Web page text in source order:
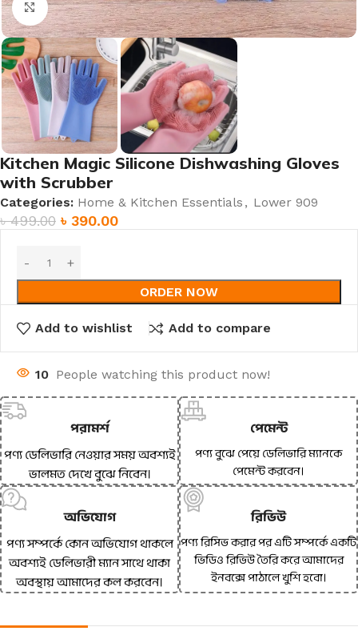
Click to enlarge
Kitchen Magic Silicone Dishwashing Gloves
with Scrubber
Categories: Home & Kitchen Essentials , Lower 909
৳499.00 ৳ 390.00
ORDER NOW
Add to wishlist Add to compare
10 People watching this product now!
পরামর্শ
পণ্য ডেলিভারি নেওয়ার সময় অবশ্যই
ভালমত দেখে বুঝে নিবেন।
পেমেন্ট
পণ্য বুঝে পেয়ে ডেলিভারি ম্যানকে
পেমেন্ট করবেন।
অভিযোগ
পণ্য সম্পর্কে কোন অভিযোগ থাকলে
অবশ্যই ডেলিভারী ম্যান সাথে থাকা
অবস্থায় আমাদের কল করবেন।
রিভিউ
পণ্য রিসিভ করার পর এটি সম্পর্কে একটি
ভিডিও রিভিউ তৈরি করে আমাদের
ইনবক্সে পাঠালে খুশি হবো।